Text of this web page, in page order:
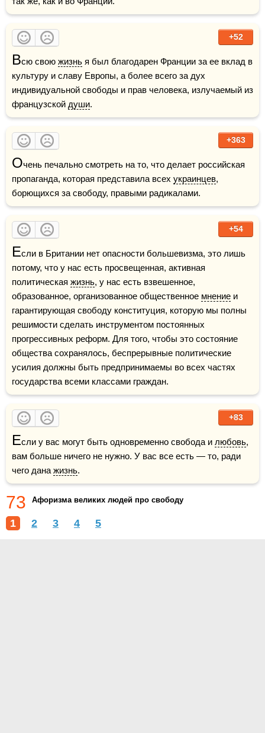
+52
Всю свою жизнь я был благодарен Франции за ее вклад в
культуру и славу Европы, а более всего за дух
индивидуальной свободы и прав человека, излучаемый из
французской души.
+363
Очень печально смотреть на то, что делает российская
пропаганда, которая представила всех украинцев,
борющихся за свободу, правыми радикалами.
+54
Если в Британии нет опасности большевизма, это лишь
потому, что у нас есть просвещенная, активная
политическая жизнь, у нас есть взвешенное,
образованное, организованное общественное мнение и
гарантирующая свободу конституция, которую мы полны
решимости сделать инструментом постоянных
прогрессивных реформ. Для того, чтобы это состояние
общества сохранялось, беспрерывные политические
усилия должны быть предпринимаемы во всех частях
государства всеми классами граждан.
+83
Если у вас могут быть одновременно свобода и любовь,
вам больше ничего не нужно. У вас все есть — то, ради
чего дана жизнь.
73 Афоризма великих людей про свободу
1 2 3 4 5